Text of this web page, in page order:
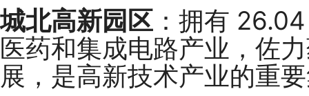
城北高新园区 ：拥有
医药和集成电路产业，佐
展，是高新技术产业的重